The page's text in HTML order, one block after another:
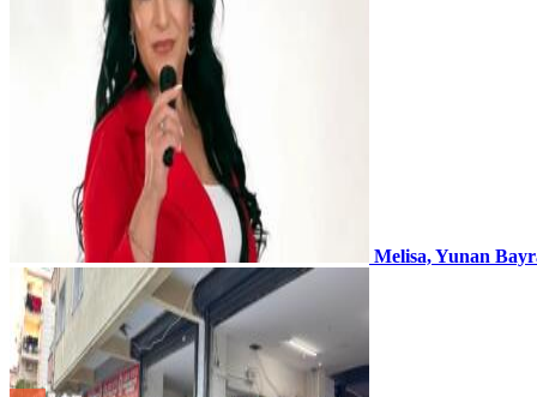
Melisa, Yunan